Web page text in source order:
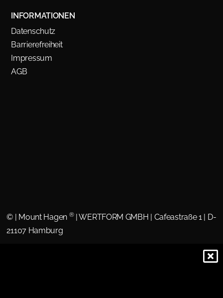
INFORMATIONEN
Datenschutz
Barrierefreiheit
Impressum
AGB
© | Mount Hagen ®| WERTFORM GMBH | Cafeastraße 1 | D-
21107 Hamburg